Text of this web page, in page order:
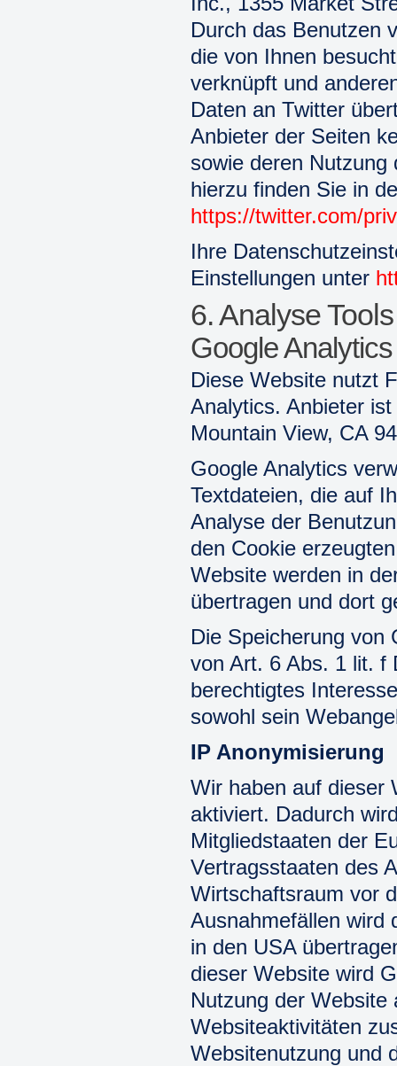
Durch das Benutzen
die von Ihnen
verknüpft und
Daten an Twitter
Anbieter der Seiten
sowie deren
hierzu finden Sie in
https://twitter.com/
Ihre
Einstellungen unter
6. Analyse
Google Analytics
Diese Website nutzt
Analytics. Anbieter
Mountain View, CA
Google Analytics
Textdateien, die auf
Analyse der
den Cookie
Website werden in
übertragen und dort
Die Speicherung von
von Art. 6 Abs. 1 lit. f
berechtigtes
sowohl sein
IP Anonymisierung
Wir haben auf dieser
aktiviert. Dadurch
Mitgliedstaaten der
Vertragsstaaten des
Wirtschaftsraum vor
Ausnahmefällen wird
in den USA
dieser Website wird
Nutzung der
Websiteaktivitäten
Websitenutzung und